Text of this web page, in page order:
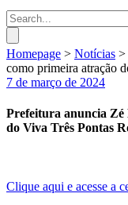
Homepage > Notícias >
como primeira atração
7 de março de 2024
Prefeitura anuncia Zé
do Viva Três Pontas
Clique aqui e acesse a